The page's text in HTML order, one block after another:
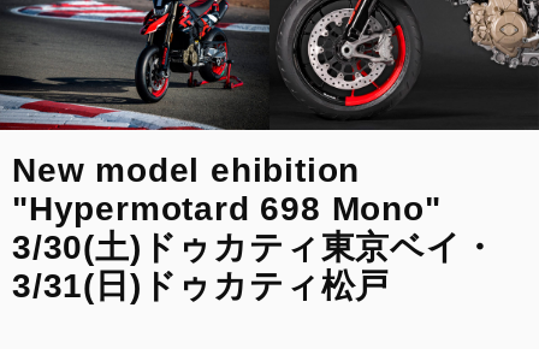
イベント
店舗案内
来店予約
整備予約
New model ehibition
"Hypermotard 698 Mono"
3/30(土)ドゥカティ東京ベイ・
3/31(日)ドゥカティ松戸